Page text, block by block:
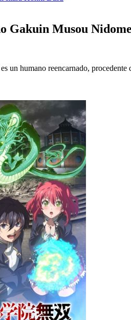
Gakuin Musou
un humano reencarnado,